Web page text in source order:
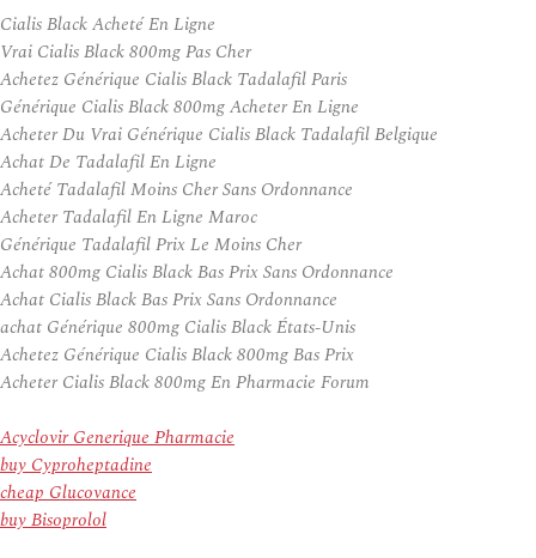
Cialis Black Acheté En Ligne
Vrai Cialis Black 800mg Pas Cher
Achetez Générique Cialis Black Tadalafil Paris
Générique Cialis Black 800mg Acheter En Ligne
Acheter Du Vrai Générique Cialis Black Tadalafil Belgique
Achat De Tadalafil En Ligne
Acheté Tadalafil Moins Cher Sans Ordonnance
Acheter Tadalafil En Ligne Maroc
Générique Tadalafil Prix Le Moins Cher
Achat 800mg Cialis Black Bas Prix Sans Ordonnance
Achat Cialis Black Bas Prix Sans Ordonnance
achat Générique 800mg Cialis Black États-Unis
Achetez Générique Cialis Black 800mg Bas Prix
Acheter Cialis Black 800mg En Pharmacie Forum
Acyclovir Generique Pharmacie
buy Cyproheptadine
cheap Glucovance
buy Bisoprolol